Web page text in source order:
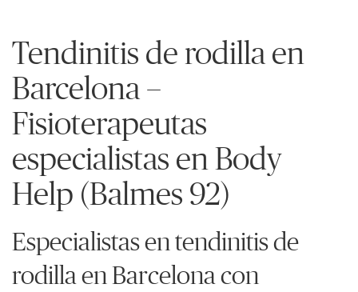
Tendinitis de rodilla en
Barcelona –
Fisioterapeutas
especialistas en Body
Help (Balmes 92)
Especialistas en tendinitis de
rodilla en Barcelona con